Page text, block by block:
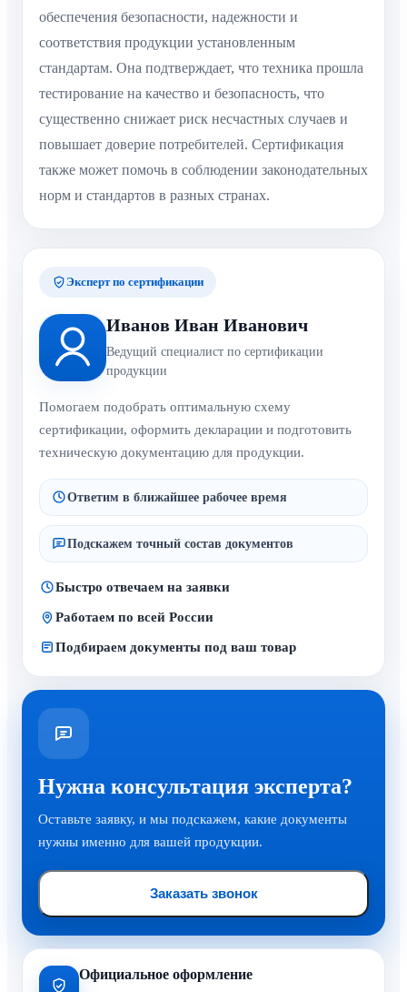
обеспечения безопасности, надежности и
соответствия продукции установленным
стандартам. Она подтверждает, что техника прошла
тестирование на качество и безопасность, что
существенно снижает риск несчастных случаев и
повышает доверие потребителей. Сертификация
также может помочь в соблюдении законодательных
норм и стандартов в разных странах.
Эксперт по сертификации
Иванов Иван Иванович
Ведущий специалист по сертификации
продукции
Помогаем подобрать оптимальную схему
сертификации, оформить декларации и подготовить
техническую документацию для продукции.
Ответим в ближайшее рабочее время
Подскажем точный состав документов
Быстро отвечаем на заявки
Работаем по всей России
Подбираем документы под ваш товар
Нужна консультация эксперта?
Оставьте заявку, и мы подскажем, какие документы
нужны именно для вашей продукции.
Заказать звонок
Официальное оформление